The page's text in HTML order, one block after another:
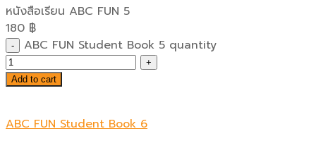
หนังสือเรียน ABC FUN 5
180 ฿
ABC FUN Student Book 5 quantity
Add to cart
ABC FUN Student Book 6